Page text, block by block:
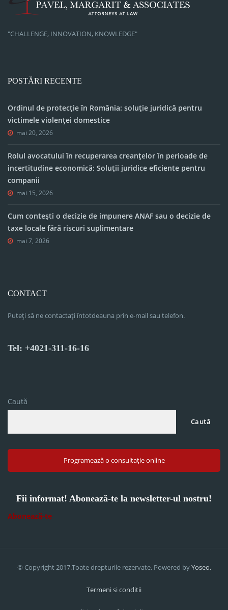
"CHALLENGE, INNOVATION, KNOWLEDGE"
POSTĂRI RECENTE
Ordinul de protecție în România: soluție juridică pentru
victimele violenței domestice
mai 20, 2026
Rolul avocatului în recuperarea creanțelor în perioade de
incertitudine economică: Soluții juridice eficiente pentru
companii
mai 15, 2026
Cum contești o decizie de impunere ANAF sau o decizie de
taxe locale fără riscuri suplimentare
mai 7, 2026
CONTACT
Puteți să ne contactați întotdeauna prin e-mail sau telefon.
Tel: +4021-311-16-16
Caută
Caută
Programează o consultație online
Fii informat! Abonează-te la newsletter-ul nostru!
Abonează-te
© Copyright 2017.Toate drepturile rezervate. Powered byYoseo.
Termeni si conditii